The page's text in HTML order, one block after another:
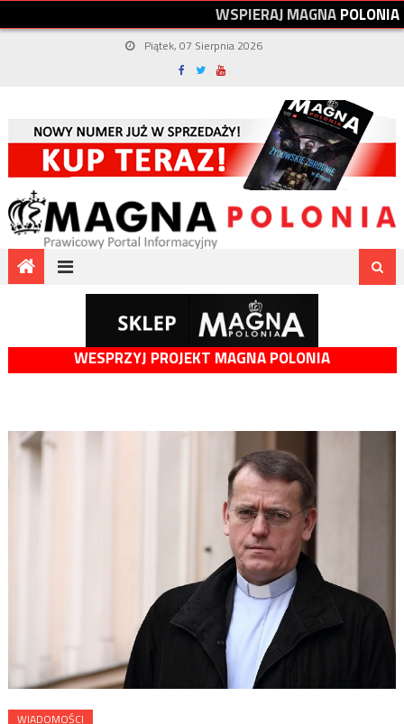
WSPIERAJMAGNAPOLONIA
Piątek, 07 Sierpnia 2026
WESPRZYJ PROJEKT MAGNA POLONIA
WIADOMOŚCI